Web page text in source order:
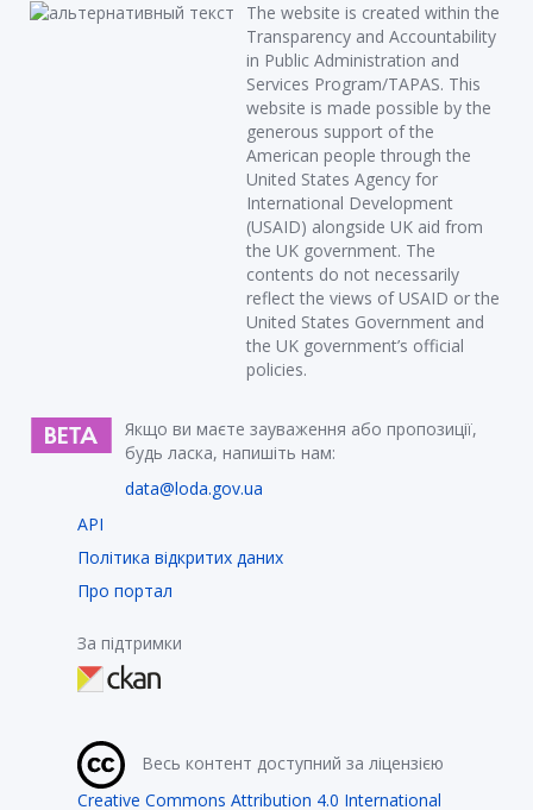
The website is created within the
Transparency and Accountability
in Public Administration and
Services Program/TAPAS. This
website is made possible by the
generous support of the
American people through the
United States Agency for
International Development
(USAID) alongside UK aid from
the UK government. The
contents do not necessarily
reflect the views of USAID or the
United States Government and
the UK government’s official
policies.
Якщо ви маєте зауваження або пропозиції,
будь ласка, напишіть нам:
data@loda.gov.ua
API
Політика відкритих даних
Про портал
За підтримки
Весь контент доступний за ліцензією
Creative Commons Attribution 4.0 International